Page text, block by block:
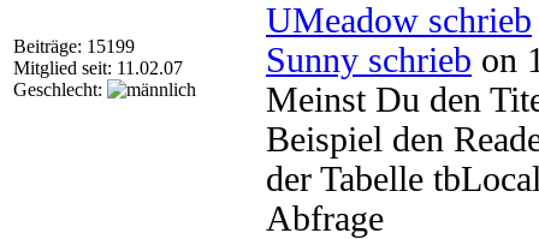
Beiträge: 15199
Mitglied seit: 11.02.07
Geschlecht:
UMeadow schrieb
Sunny schrieb on
Meinst Du den
Beispiel den
der Tabelle
Abfrage